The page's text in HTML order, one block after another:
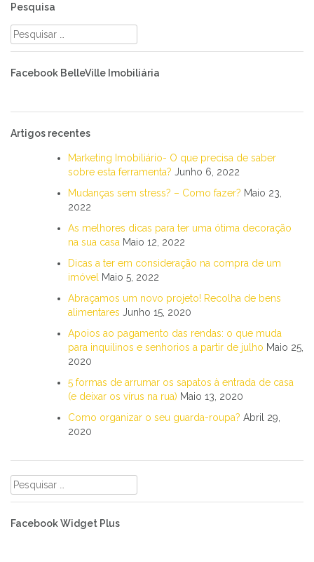
Pesquisa
Pesquisar
por:
Facebook BelleVille Imobiliária
Artigos recentes
Marketing Imobiliário- O que precisa de saber
sobre esta ferramenta? Junho 6, 2022
Mudanças sem stress? – Como fazer? Maio 23,
2022
As melhores dicas para ter uma ótima decoração
na sua casa Maio 12, 2022
Dicas a ter em consideração na compra de um
imóvel
Maio 5, 2022
Abraçamos um novo projeto! Recolha de bens
alimentares Junho 15, 2020
Apoios ao pagamento das rendas: o que muda
para inquilinos e senhorios a partir de julho Maio 25,
2020
5 formas de arrumar os sapatos à entrada de casa
(e deixar os vírus na rua) Maio 13, 2020
Como organizar o seu guarda-roupa? Abril 29,
2020
Pesquisar
por:
Facebook Widget Plus